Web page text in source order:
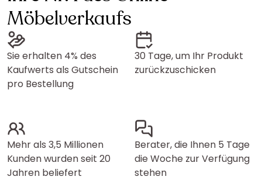
Möbelverkaufs
Sie erhalten 4% des
Kaufwerts als Gutschein
pro Bestellung
30 Tage, um Ihr Produkt
zurückzuschicken
Mehr als 3,5 Millionen
Kunden wurden seit 20
Jahren beliefert
Berater, die Ihnen 5 Tage
die Woche zur Verfügung
stehen